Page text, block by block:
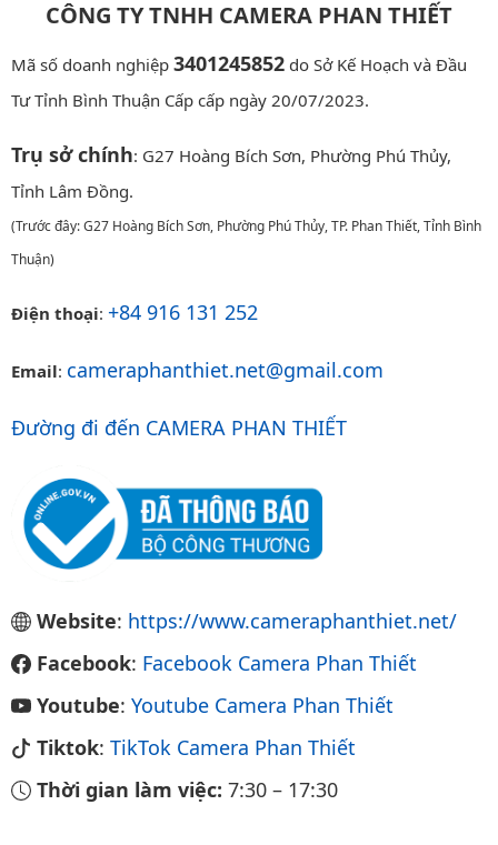
CÔNG TY TNHH CAMERA PHAN THIẾT
Mã số doanh nghiệp 3401245852 do Sở Kế Hoạch và Đầu
Tư Tỉnh Bình Thuận Cấp cấp ngày 20/07/2023.
Trụ sở chính: G27 Hoàng Bích Sơn, Phường Phú Thủy,
Tỉnh Lâm Đồng.
(Trước đây: G27 Hoàng Bích Sơn, Phường Phú Thủy, TP. Phan Thiết, Tỉnh Bình
Thuận)
Điện thoại: +84 916 131 252
Email: cameraphanthiet.net@gmail.com
Đường đi đến CAMERA PHAN THIẾT
Website: https://www.cameraphanthiet.net/
Facebook: Facebook Camera Phan Thiết
Youtube: Youtube Camera Phan Thiết
Tiktok: TikTok Camera Phan Thiết
Thời gian làm việc: 7:30 – 17:30